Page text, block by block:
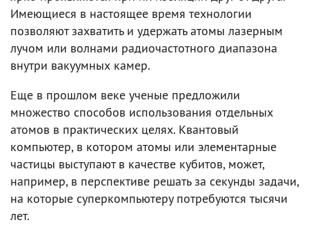
Имеющиеся в настоящее время технологии
позволяют захватить и удержать атомы лазерным
лучом или волнами радиочастотного диапазона
внутри вакуумных камер.
Еще в прошлом веке ученые предложили
множество способов использования отдельных
атомов в практических целях. Квантовый
компьютер, в котором атомы или элементарные
частицы выступают в качестве кубитов, может,
например, в перспективе решать за секунды задачи,
на которые суперкомпьютеру потребуются тысячи
лет.